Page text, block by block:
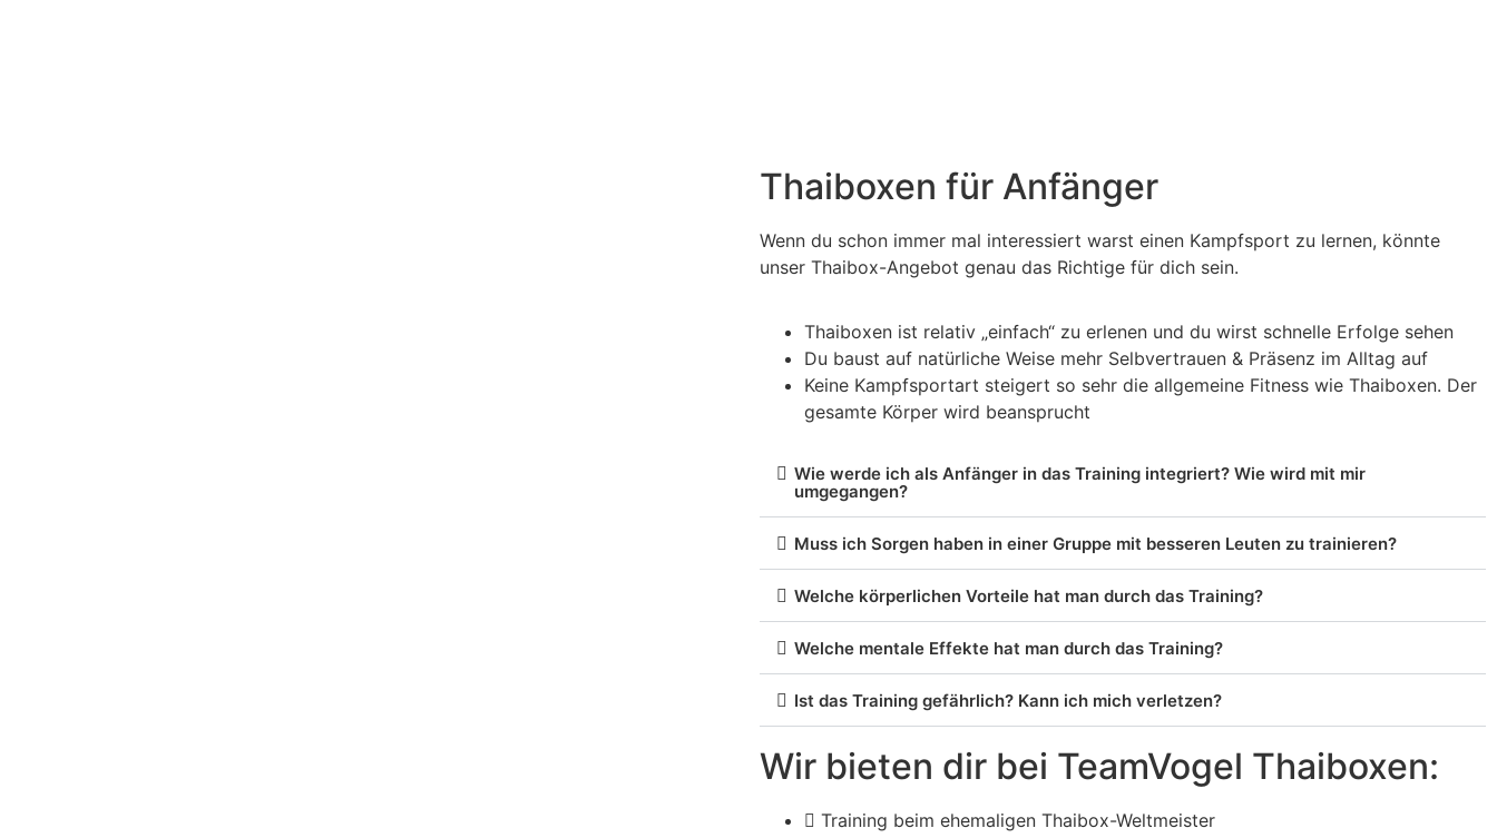
Thaiboxen für Anfänger
Wenn du schon immer mal interessiert warst einen Kampfsport zu lernen, könnte
unser Thaibox-Angebot genau das Richtige für dich sein.
Thaiboxen ist relativ „einfach“ zu erlenen und du wirst schnelle Erfolge sehen
Du baust auf natürliche Weise mehr Selbvertrauen & Präsenz im Alltag auf
Keine Kampfsportart steigert so sehr die allgemeine Fitness wie Thaiboxen. Der
gesamte Körper wird beansprucht
Wie werde ich als Anfänger in das Training integriert? Wie wird mit mir
umgegangen?
Muss ich Sorgen haben in einer Gruppe mit besseren Leuten zu trainieren?
Welche körperlichen Vorteile hat man durch das Training?
Welche mentale Effekte hat man durch das Training?
Ist das Training gefährlich? Kann ich mich verletzen?
Wir bieten dir bei TeamVogel Thaiboxen:
Training beim ehemaligen Thaibox-Weltmeister